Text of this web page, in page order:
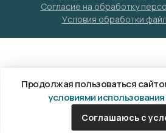
Согласие на обработку
Условия обработки
Продолжая пользоваться
условиями
Соглашаюсь с